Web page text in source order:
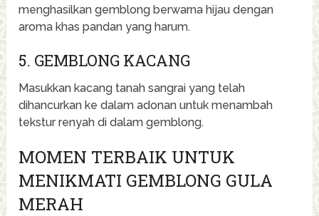
menghasilkan gemblong berwarna hijau dengan
aroma khas pandan yang harum.
5. GEMBLONG KACANG
Masukkan kacang tanah sangrai yang telah
dihancurkan ke dalam adonan untuk menambah
tekstur renyah di dalam gemblong.
MOMEN TERBAIK UNTUK
MENIKMATI GEMBLONG GULA
MERAH